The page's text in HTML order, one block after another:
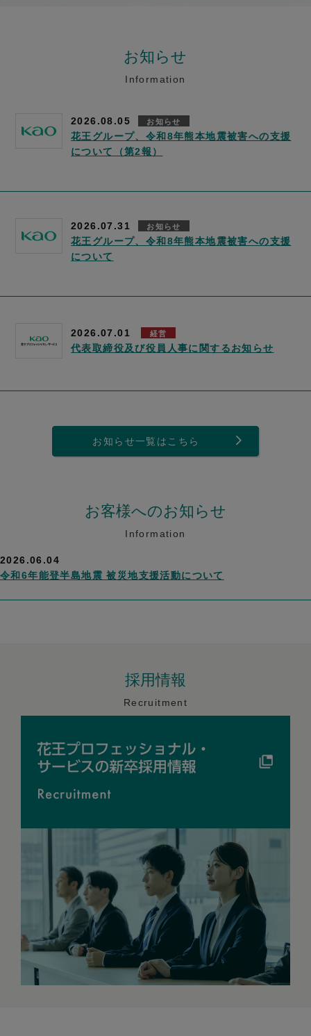
お知らせ
Information
2026.08.05 お知らせ
花王グループ、令和8年熊本地震被害への支援
について（第2報）
2026.07.31 お知らせ
花王グループ、令和8年熊本地震被害への支援
について
2026.07.01 経営
代表取締役及び役員人事に関するお知らせ
お知らせ一覧はこちら
お客様へのお知らせ
Information
2026.06.04
令和6年能登半島地震 被災地支援活動について
採用情報
Recruitment